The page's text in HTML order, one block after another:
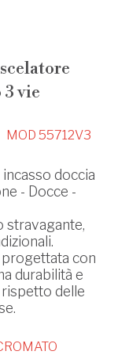
vie
MOD 55712V3
doccia
- Docce -
stravagante,
progettata con
durabilità e
delle